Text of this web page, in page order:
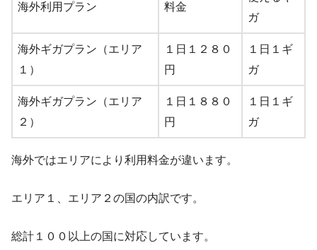
海外利用プラン 料金
ガ
海外ギガプラン（エリア
１）
１日１２８０
円
１日１ギ
ガ
海外ギガプラン（エリア
２）
１日１８８０
円
１日１ギ
ガ
海外ではエリアにより利用料金が違います。
エリア１、エリア２の国の内訳です。
総計１００以上の国に対応しています。